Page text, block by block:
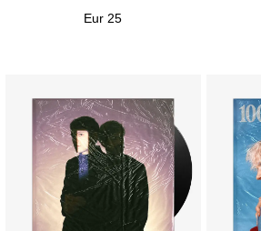
Eur 25